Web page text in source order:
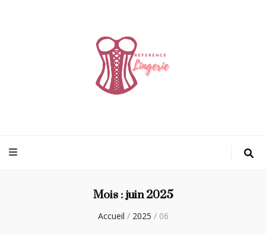
Mois :juin 2025
Accueil / 2025 / 06